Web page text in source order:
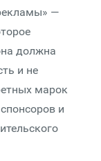
—
должна
и не
марок
и